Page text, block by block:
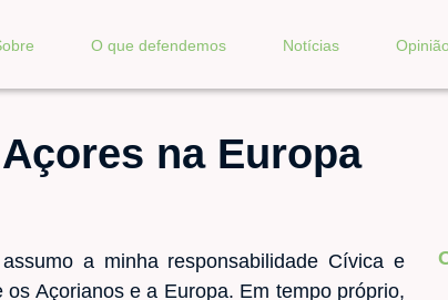
O que defendemos Notícias Opinião
na Europa
a minha responsabilidade Cívica e
Açorianos e a Europa. Em tempo próprio,